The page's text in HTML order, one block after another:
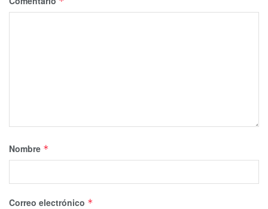
Nombre *
Correo electrónico *